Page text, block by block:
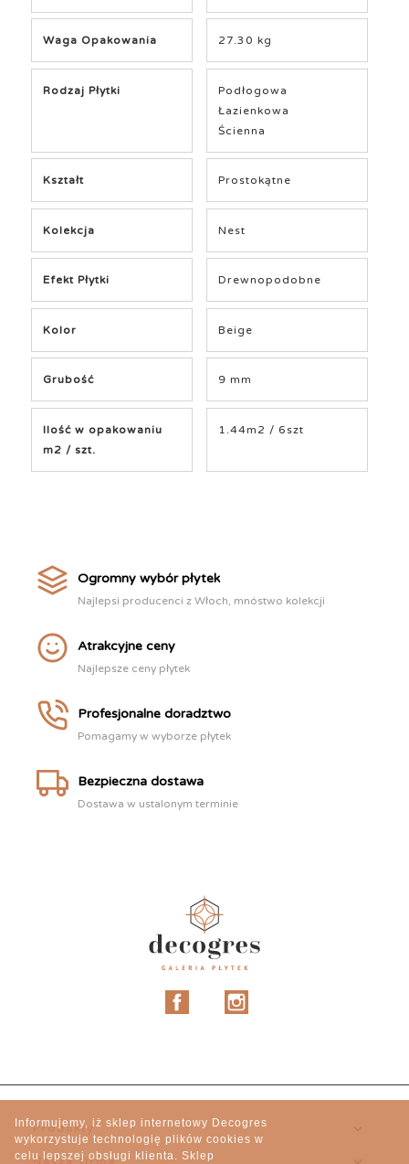
Waga Opakowania 27.30 kg
Rodzaj Płytki
Podłogowa
Łazienkowa
Ścienna
Kształt Prostokątne
Kolekcja Nest
Efekt Płytki Drewnopodobne
Kolor Beige
Grubość 9 mm
Ilość w opakowaniu
m2 / szt.
1.44m2 / 6szt
Ogromny wybór płytek
Najlepsi producenci z Włoch, mnóstwo kolekcji
Atrakcyjne ceny
Najlepsze ceny płytek
Profesjonalne doradztwo
Pomagamy w wyborze płytek
Bezpieczna dostawa
Dostawa w ustalonym terminie
Facebook
Produkty
Informujemy, iż sklep internetowy Decogres
wykorzystuje technologię plików cookies w
celu lepszej obsługi klienta. Sklep